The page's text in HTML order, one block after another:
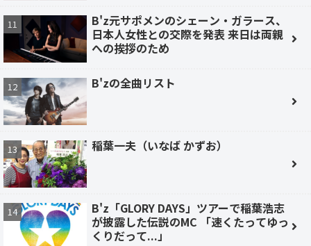
B'z元サポメンのシェーン・ガラース、
日本人女性との交際を発表 来日は両親
への挨拶のため
B'zの全曲リスト
稲葉一夫（いなば かずお）
B'z「GLORY DAYS」ツアーで稲葉浩志
が披露した伝説のMC 「速くたってゆっ
くりだって...」